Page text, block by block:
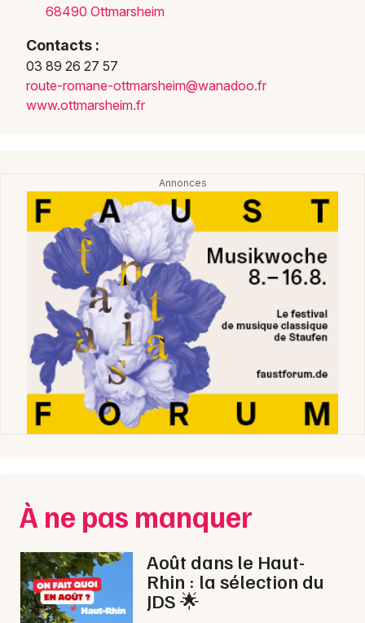
68490 Ottmarsheim
Contacts :
03 89 26 27 57
route-romane-ottmarsheim@wanadoo.fr
www.ottmarsheim.fr
À ne pas manquer
Août dans le Haut-
Rhin : la sélection du
JDS 🌟